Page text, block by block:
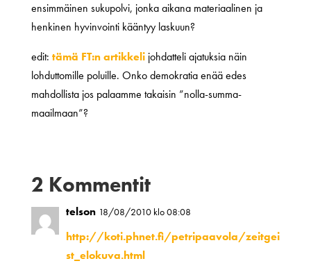
ensimmäinen sukupolvi, jonka aikana materiaalinen ja
henkinen hyvinvointi kääntyy laskuun?
edit: tämä FT:n artikkelijohdatteli ajatuksia näin
lohduttomille poluille. Onko demokratia enää edes
mahdollista jos palaamme takaisin ”nolla-summa-
maailmaan”?
2 Kommentit
telson 18/08/2010 klo 08:08
http://koti.phnet.fi/petripaavola/zeitgei
st_elokuva.html